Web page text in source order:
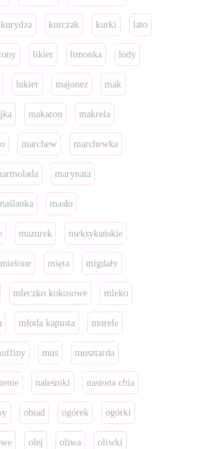
kurczak kurki lato
likier limonka lody
lukier majonez mak
makaron makrela
marchew marchewka
marynata
masło
mazurek meksykańskie
mięta migdały
mleczko kokosowe mleko
młoda kapusta morele
mus musztarda
naleśniki nasiona chia
obiad ogórek ogórki
olej oliwa oliwki